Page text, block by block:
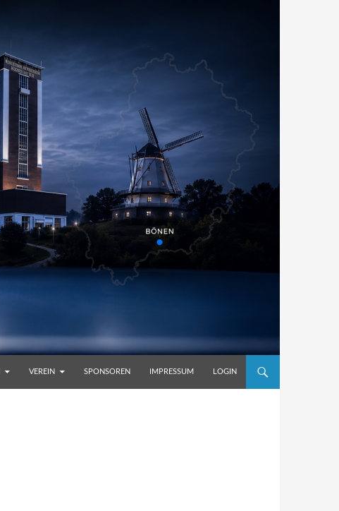
VEREIN SPONSOREN IMPRESSUM LOGIN